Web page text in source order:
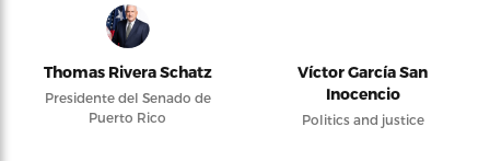
Thomas Rivera Schatz
Presidente del Senado de
Puerto Rico
Víctor García San
Inocencio
Politics and justice